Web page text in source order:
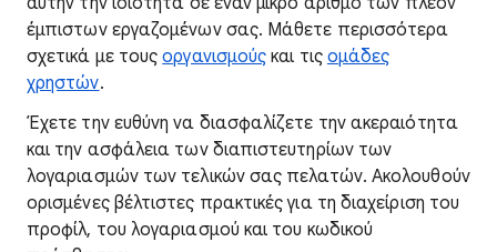
έμπιστων εργαζομένων σας. Μάθετε περισσότερα
σχετικά με τουςοργανισμούς και τις ομάδες
χρηστών.
Έχετε την ευθύνη να διασφαλίζετε την ακεραιότητα
και την ασφάλεια των διαπιστευτηρίων των
λογαριασμών των τελικών σας πελατών. Ακολουθούν
ορισμένες βέλτιστες πρακτικές για τη διαχείριση του
προφίλ, του λογαριασμού και του κωδικού